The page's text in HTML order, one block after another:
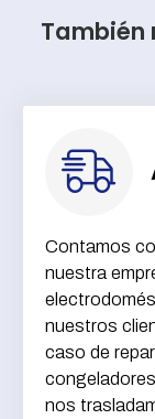
También
Contamos
nuestra
nuestros
caso de
nos